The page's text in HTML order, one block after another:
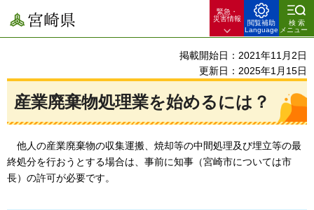
宮崎県
緊急・
災害情報
閲覧補助
Language
検索
メニュー
掲載開始日：2021年11月2日
更新日：2025年1月15日
産業廃棄物処理業を始めるには？
他人の産業廃棄物の収集運搬、焼却等の中間処理及び埋立等の最
終処分を行おうとする場合は、事前に知事（宮崎市については市
長）の許可が必要です。